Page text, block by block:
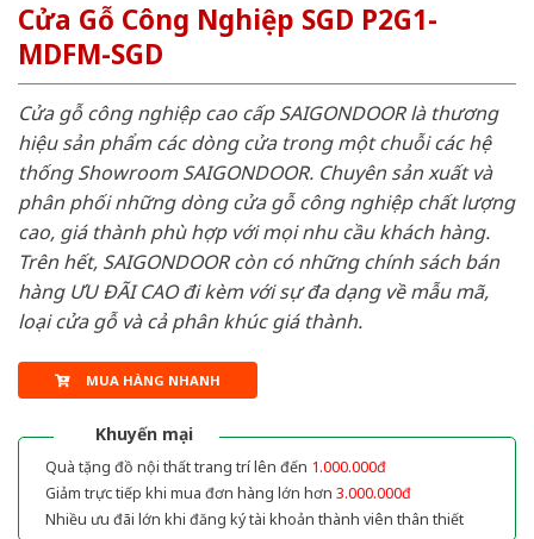
Cửa Gỗ Công Nghiệp SGD P2G1-
MDFM-SGD
Cửa gỗ công nghiệp cao cấp SAIGONDOOR là thương
hiệu sản phẩm các dòng cửa trong một chuỗi các hệ
thống Showroom SAIGONDOOR. Chuyên sản xuất và
phân phối những dòng cửa gỗ công nghiệp chất lượng
cao, giá thành phù hợp với mọi nhu cầu khách hàng.
Trên hết, SAIGONDOOR còn có những chính sách bán
hàng ƯU ĐÃI CAO đi kèm với sự đa dạng về mẫu mã,
loại cửa gỗ và cả phân khúc giá thành.
MUA HÀNG NHANH
Khuyến mại
Quà tặng đồ nội thất trang trí lên đến 1.000.000đ
Giảm trực tiếp khi mua đơn hàng lớn hơn 3.000.000đ
Nhiều ưu đãi lớn khi đăng ký tài khoản thành viên thân thiết